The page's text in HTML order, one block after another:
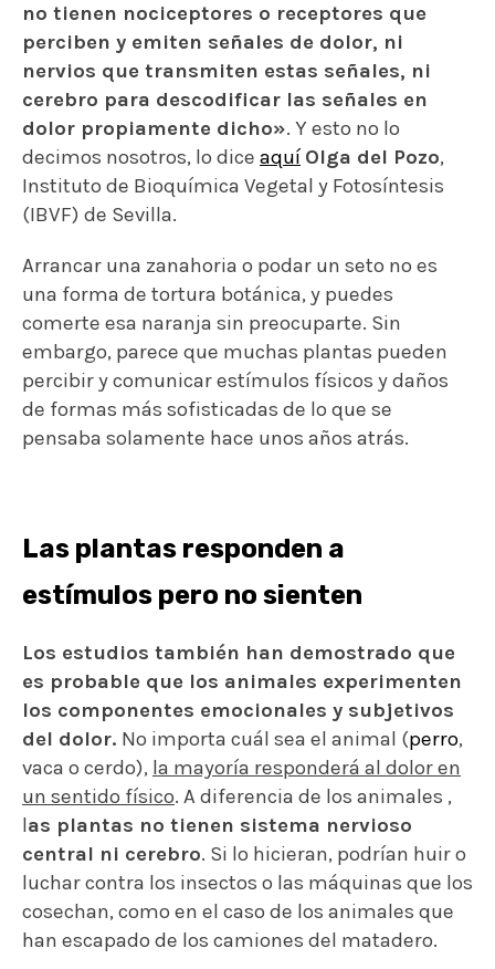
no tienen nociceptores o receptores que
perciben y emiten señales de dolor, ni
nervios que transmiten estas señales, ni
cerebro para descodificar las señales en
dolor propiamente dicho». Y esto no lo
decimos nosotros, lo dice aquí Olga del Pozo,
Instituto de Bioquímica Vegetal y Fotosíntesis
(IBVF) de Sevilla.
Arrancar una zanahoria o podar un seto no es
una forma de tortura botánica, y puedes
comerte esa naranja sin preocuparte. Sin
embargo, parece que muchas plantas pueden
percibir y comunicar estímulos físicos y daños
de formas más sofisticadas de lo que se
pensaba solamente hace unos años atrás.
Las plantas responden a
estímulos pero no sienten
Los estudios también han demostrado que
es probable que los animales experimenten
los componentes emocionales y subjetivos
del dolor. No importa cuál sea el animal (perro,
vaca o cerdo), la mayoría responderá al dolor en
un sentido físico. A diferencia de los animales ,
las plantas no tienen sistema nervioso
central ni cerebro. Si lo hicieran, podrían huir o
luchar contra los insectos o las máquinas que los
cosechan, como en el caso de los animales que
han escapado de los camiones del matadero.